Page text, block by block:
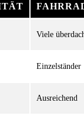
Viele
Einzelständer
Ausreichend